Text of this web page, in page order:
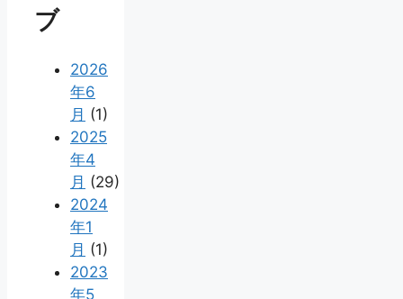
ブ
2026
年6
月 (1)
2025
年4
月 (29)
2024
年1
月 (1)
2023
年5